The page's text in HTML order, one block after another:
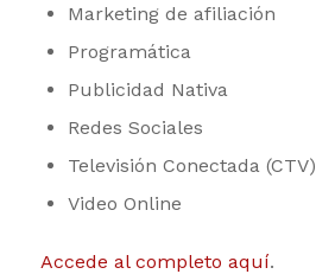
Marketing de afiliación
Programática
Publicidad Nativa
Redes Sociales
Televisión Conectada (CTV)
Video Online
Accede al completo aquí.